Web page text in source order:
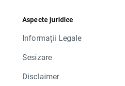
Aspecte juridice
Informații Legale
Sesizare
Disclaimer